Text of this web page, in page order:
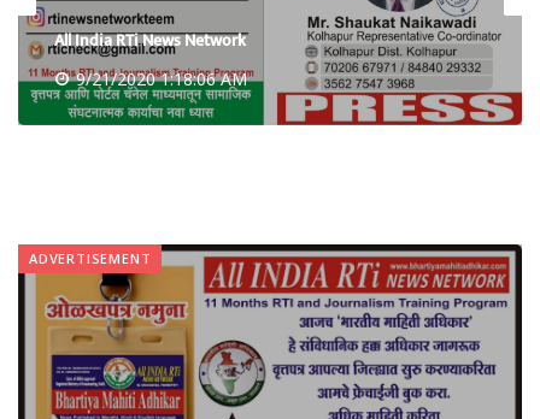
All India RTi News Network
9/21/2020 1:18:06 AM
ADVERTISEMENT